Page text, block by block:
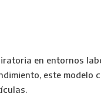
en entornos
este modelo